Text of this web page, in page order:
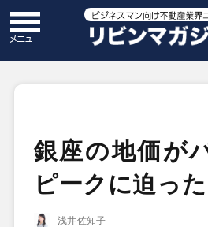
銀座の地価が
ピークに迫った
浅井佐知子